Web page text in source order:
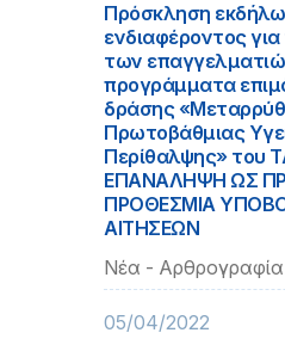
Πρόσκληση
ενδιαφέροντος
των
προγράμματα
δράσης
Πρωτοβάθμιας
Περίθαλψης» του
ΕΠΑΝΑΛΗΨΗ ΩΣ
ΠΡΟΘΕΣΜΙΑ
ΑΙΤΗΣΕΩΝ
Νέα - Αρθρογραφία
05/04/2022